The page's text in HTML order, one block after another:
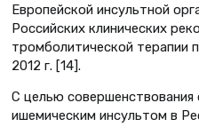
Европейской инсультной
Российских клинических
тромболитической терапии
2012 г. [14].
С целью
ишемическим инсультом в